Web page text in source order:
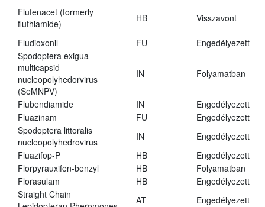
Flufenacet (formerly
fluthiamide)
HB Visszavont
Fludioxonil FU
Engedélyezett
Spodoptera exigua
multicapsid
nucleopolyhedorvirus
(SeMNPV)
IN Folyamatban
Flubendiamide IN
Engedélyezett
Fluazinam
FU
Engedélyezett
Spodoptera littoralis
nucleopolyhedrovirus
IN
Engedélyezett
Fluazifop-P
HB
Engedélyezett
Florpyrauxifen-benzyl
HB
Folyamatban
Florasulam
HB
Engedélyezett
Straight Chain
AT
Engedélyezett